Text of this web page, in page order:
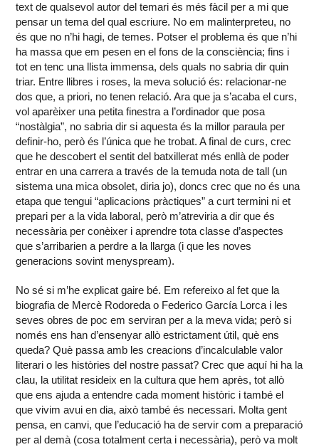
text de qualsevol autor del temari és més fàcil per a mi que
pensar un tema del qual escriure. No em malinterpreteu, no
és que no n’hi hagi, de temes. Potser el problema és que n’hi
ha massa que em pesen en el fons de la consciència; fins i
tot en tenc una llista immensa, dels quals no sabria dir quin
triar. Entre llibres i roses, la meva solució és: relacionar-ne
dos que, a priori, no tenen relació. Ara que ja s’acaba el curs,
vol aparèixer una petita finestra a l’ordinador que posa
“nostàlgia”, no sabria dir si aquesta és la millor paraula per
definir-ho, però és l’única que he trobat. A final de curs, crec
que he descobert el sentit del batxillerat més enllà de poder
entrar en una carrera a través de la temuda nota de tall (un
sistema una mica obsolet, diria jo), doncs crec que no és una
etapa que tengui “aplicacions pràctiques” a curt termini ni et
prepari per a la vida laboral, però m’atreviria a dir que és
necessària per conèixer i aprendre tota classe d’aspectes
que s’arribarien a perdre a la llarga (i que les noves
generacions sovint menyspream).
No sé si m’he explicat gaire bé. Em refereixo al fet que la
biografia de Mercè Rodoreda o Federico García Lorca i les
seves obres de poc em serviran per a la meva vida; però si
només ens han d’ensenyar allò estrictament útil, què ens
queda? Què passa amb les creacions d’incalculable valor
literari o les històries del nostre passat? Crec que aquí hi ha la
clau, la utilitat resideix en la cultura que hem après, tot allò
que ens ajuda a entendre cada moment històric i també el
que vivim avui en dia, això també és necessari. Molta gent
pensa, en canvi, que l’educació ha de servir com a preparació
per al demà (cosa totalment certa i necessària), però va molt